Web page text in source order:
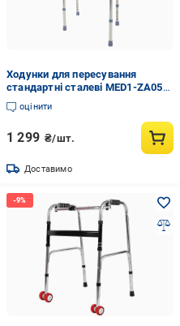
Ходунки для пересування
стандартні сталеві MED1-ZA05
(34467618)
оцінити
1 299 ₴/шт.
Доставимо